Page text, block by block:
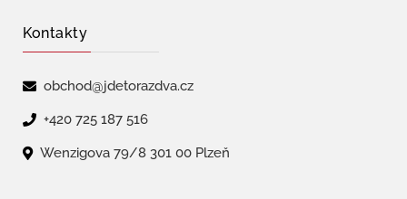
Kontakty
obchod@jdetorazdva.cz
+420 725 187 516
Wenzigova 79/8 301 00 Plzeň